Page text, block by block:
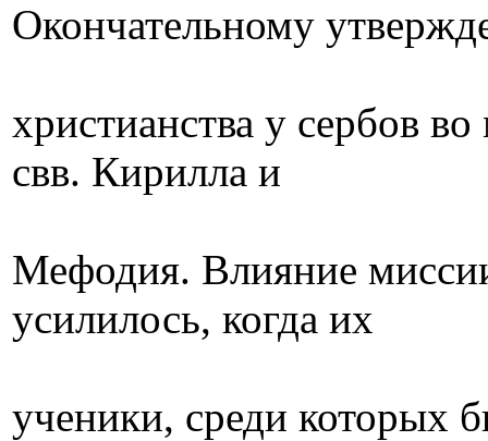
Окончательному
христианства у сербов
свв. Кирилла и
Мефодия. Влияние
усилилось, когда их
ученики, среди которых